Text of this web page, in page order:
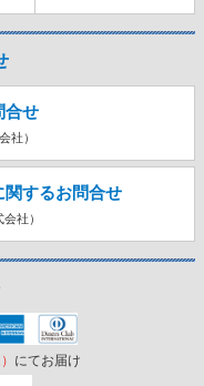
合せ
社）
するお問合せ
社）
にてお届け